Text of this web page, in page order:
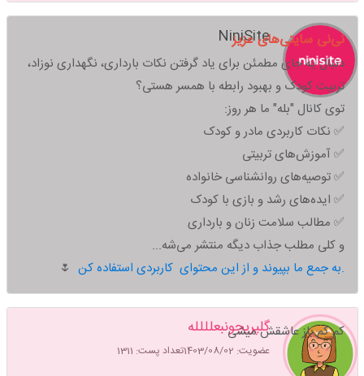
NiniSite
نی‌نی سایتی‌های عزیز
دنبال یه جای مطمئن برای یاد گرفتن نکات بارداری، نگهداری نوزاد،
تربیت کودک و بهبود رابطه با همسر هستی؟
توی کانال "بله" ما هر روز:
✅ نکات کاربردی مادر و کودک
✅ آموزش‌های تربیتی
✅ توصیه‌های روانشناسی خانواده
✅ ایده‌های رشد و بازی با کودک
✅ مطالب سلامت زنان و بارداری
و کلی مطلب جذاب دیگه منتشر می‌شه...
به جمع ما بپیوند و از این محتوای کاربردی استفاده کن.
🌷
گلپریجونبعلللله
عضویت: 1403/08/02 تعداد پست: 1311
کم کم باز عاشقش میشی